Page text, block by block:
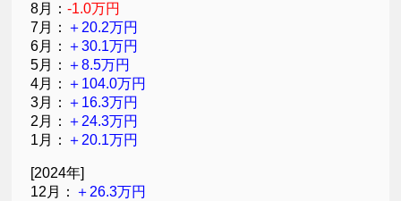
8月：-1.0万円
7月： ＋20.2万円
6月： ＋30.1万円
5月： ＋8.5万円
4月： ＋104.0万円
3月： ＋16.3万円
2月： ＋24.3万円
1月： ＋20.1万円
[2024年]
12月： ＋26.3万円